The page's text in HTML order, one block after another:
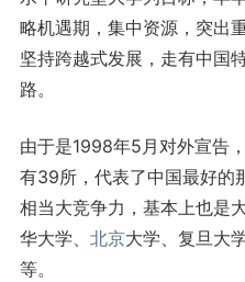
略机遇期，集中资源，突出
坚持跨越式发展，走有中国
路。
由于是1998年5月对外宣告
有39所，代表了中国最好的
相当大竞争力，基本上也是
华大学、 北京大学、复旦大
等。